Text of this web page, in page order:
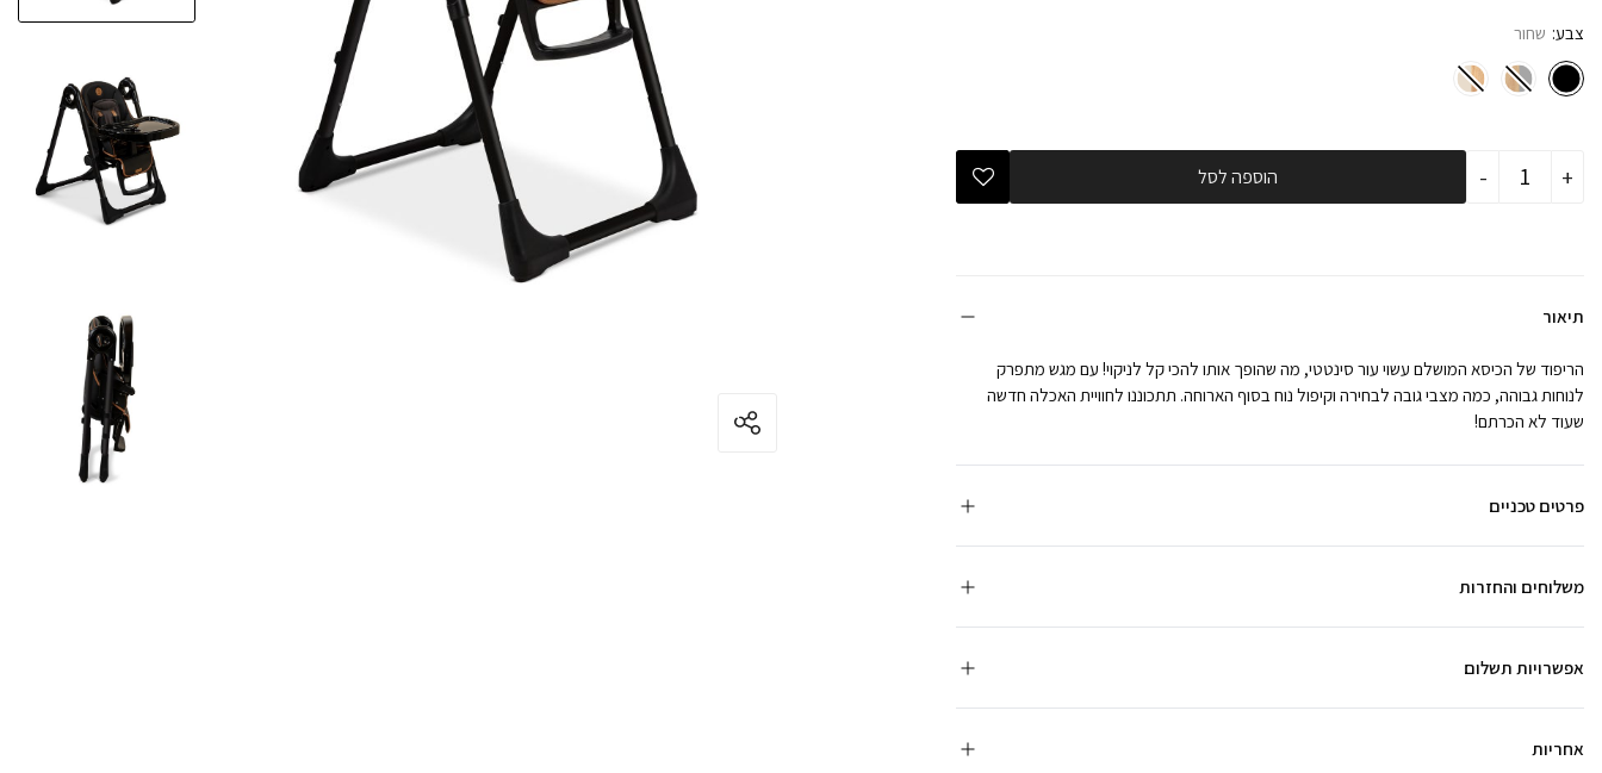
צבע שחור
-
כמות
כסא
ריפוד
נוסף
+ הוספה לסל
תיאור
הריפוד של הכיסא המושלם עשוי עור סינטטי, מה שהופך אותו להכי קל לניקוי! עם מגש מתפרק
לנוחות גבוהה, כמה מצבי גובה לבחירה וקיפול נוח בסוף הארוחה. תתכוננו לחוויית האכלה חדשה
שעוד לא הכרתם!
פרטים טכניים
משלוחים והחזרות
אפשרויות תשלום
אחריות